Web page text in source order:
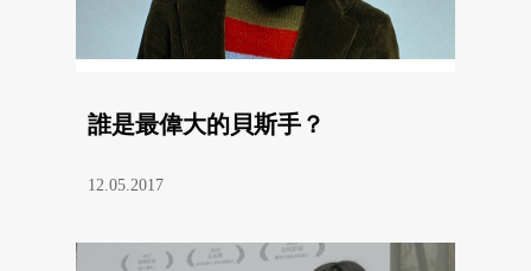
誰是最偉大的貝斯手？
12.05.2017